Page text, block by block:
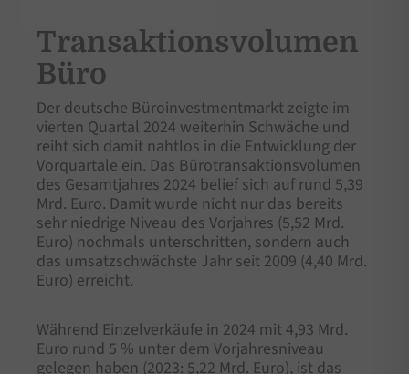
Transaktionsvolumen
Büro
Der deutsche Büroinvestmentmarkt zeigte im
vierten Quartal 2024 weiterhin Schwäche und
reiht sich damit nahtlos in die Entwicklung der
Vorquartale ein. Das Bürotransaktionsvolumen
des Gesamtjahres 2024 belief sich auf rund 5,39
Mrd. Euro. Damit wurde nicht nur das bereits
sehr niedrige Niveau des Vorjahres (5,52 Mrd.
Euro) nochmals unterschritten, sondern auch
das umsatzschwächste Jahr seit 2009 (4,40 Mrd.
Euro) erreicht.
Während Einzelverkäufe in 2024 mit 4,93 Mrd.
Euro rund 5 % unter dem Vorjahresniveau
gelegen haben (2023: 5,22 Mrd. Euro), ist das